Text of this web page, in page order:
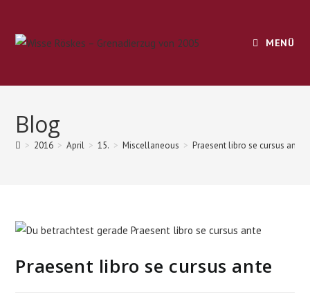
springen
MENÜ
Blog
> 2016 > April > 15. > Miscellaneous > Praesent libro se cursus ante
Praesent libro se cursus ante